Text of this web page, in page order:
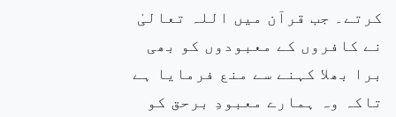
کرتے۔ جب قرآن میں اللہ تعالیٰ
نے کافروں کے معبودوں کو بھی
برا بھلا کہنے سے منع فرمایا ہے
تاکہ وہ ہمارے معبودِ برحق کو